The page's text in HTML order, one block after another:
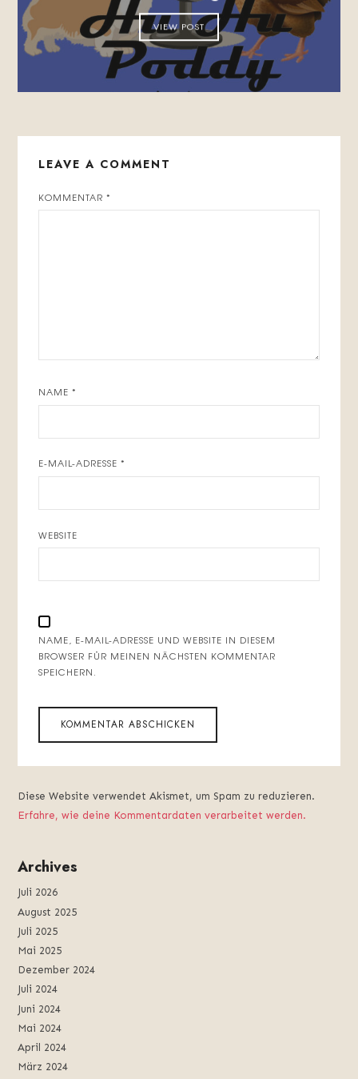
VIEW POST
LEAVE A COMMENT
KOMMENTAR*
NAME*
E-MAIL-ADRESSE*
WEBSITE
NAME, E-MAIL-ADRESSE UND WEBSITE IN DIESEM
BROWSER FÜR MEINEN NÄCHSTEN KOMMENTAR
SPEICHERN.
Diese Website verwendet Akismet, um Spam zu reduzieren.
Erfahre, wie deine Kommentardaten verarbeitet werden.
Archives
Juli 2026
August 2025
Juli 2025
Mai 2025
Dezember 2024
Juli 2024
Juni 2024
Mai 2024
April 2024
März 2024